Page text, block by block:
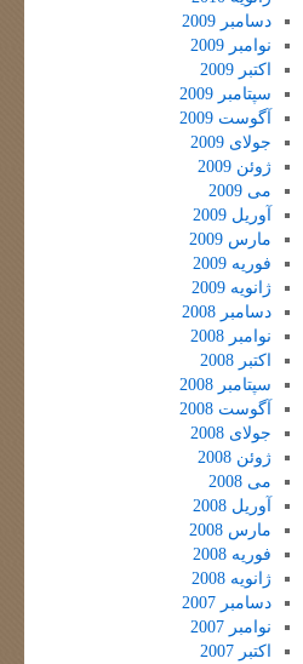
دسامبر 2009
نوامبر 2009
اکتبر 2009
سپتامبر 2009
آگوست 2009
جولای 2009
ژوئن 2009
می 2009
آوریل 2009
مارس 2009
فوریه 2009
ژانویه 2009
دسامبر 2008
نوامبر 2008
اکتبر 2008
سپتامبر 2008
آگوست 2008
جولای 2008
ژوئن 2008
می 2008
آوریل 2008
مارس 2008
فوریه 2008
ژانویه 2008
دسامبر 2007
نوامبر 2007
اکتبر 2007